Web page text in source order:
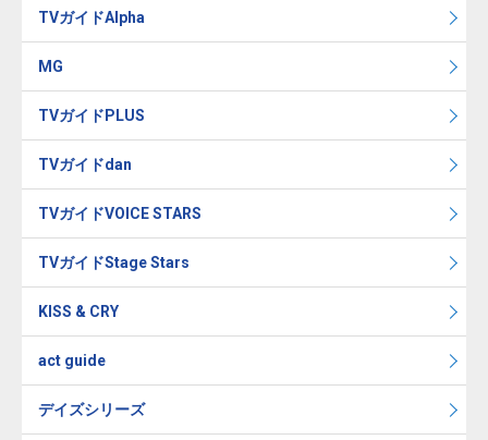
TVガイドAlpha
MG
TVガイドPLUS
TVガイドdan
TVガイドVOICE STARS
TVガイドStage Stars
KISS & CRY
act guide
デイズシリーズ